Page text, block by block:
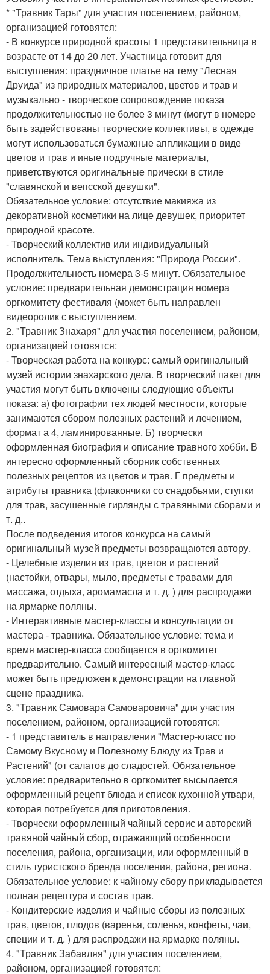
* "Травник Тары" для участия поселением, районом,
организацией готовятся:
- В конкурсе природной красоты 1 представительница в
возрасте от 14 до 20 лет. Участница готовит для
выступления: праздничное платье на тему "Лесная
Друида" из природных материалов, цветов и трав и
музыкально - творческое сопровождение показа
продолжительностью не более 3 минут (могут в номере
быть задействованы творческие коллективы, в одежде
могут использоваться бумажные аппликации в виде
цветов и трав и иные подручные материалы,
приветствуются оригинальные прически в стиле
"славянской и вепсской девушки".
Обязательное условие: отсутствие макияжа из
декоративной косметики на лице девушек, приоритет
природной красоте.
- Творческий коллектив или индивидуальный
исполнитель. Тема выступления: "Природа России".
Продолжительность номера 3-5 минут. Обязательное
условие: предварительная демонстрация номера
оргкомитету фестиваля (может быть направлен
видеоролик с выступлением.
2. "Травник Знахаря" для участия поселением, районом,
организацией готовятся:
- Творческая работа на конкурс: самый оригинальный
музей истории знахарского дела. В творческий пакет для
участия могут быть включены следующие объекты
показа: а) фотографии тех людей местности, которые
занимаются сбором полезных растений и лечением,
формат а 4, ламинированные. Б) творчески
оформленная биография и описание травного хобби. В
интересно оформленный сборник собственных
полезных рецептов из цветов и трав. Г предметы и
атрибуты травника (флакончики со снадобьями, ступки
для трав, засушенные гирлянды с травяными сборами и
т. д..
После подведения итогов конкурса на самый
оригинальный музей предметы возвращаются автору.
- Целебные изделия из трав, цветов и растений
(настойки, отвары, мыло, предметы с травами для
массажа, отдыха, аромамасла и т. д. ) для распродажи
на ярмарке поляны.
- Интерактивные мастер-классы и консультации от
мастера - травника. Обязательное условие: тема и
время мастер-класса сообщается в оргкомитет
предварительно. Самый интересный мастер-класс
может быть предложен к демонстрации на главной
сцене праздника.
3. "Травник Самовара Самоваровича" для участия
поселением, районом, организацией готовятся:
- 1 представитель в направлении "Мастер-класс по
Самому Вкусному и Полезному Блюду из Трав и
Растений" (от салатов до сладостей. Обязательное
условие: предварительно в оргкомитет высылается
оформленный рецепт блюда и список кухонной утвари,
которая потребуется для приготовления.
- Творчески оформленный чайный сервис и авторский
травяной чайный сбор, отражающий особенности
поселения, района, организации, или оформленный в
стиль туристского бренда поселения, района, региона.
Обязательное условие: к чайному сбору прикладывается
полная рецептура и состав трав.
- Кондитерские изделия и чайные сборы из полезных
трав, цветов, плодов (варенья, соленья, конфеты, чаи,
специи и т. д. ) для распродажи на ярмарке поляны.
4. "Травник Забавляя" для участия поселением,
районом, организацией готовятся: